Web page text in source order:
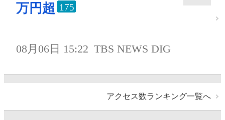
万円超 175
08月06日 15:22 TBS NEWS DIG
アクセス数ランキング一覧へ